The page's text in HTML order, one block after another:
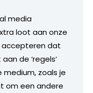
media
loot aan onze
accepteren dat
de ‘regels’
zoals je
om een andere